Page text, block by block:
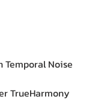
Noise
TrueHarmony